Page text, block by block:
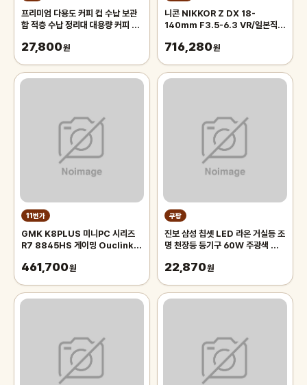
프리미엄 다용도 커피 컵 수납 보관
함 적층 수납 정리대 대용량 커피 트
27,800원
니콘 NIKKOR Z DX 18-
140mm F3.5-6.3 VR/일본직수
716,280원
11번가
GMK K8PLUS 미니PC 시리즈
R7 8845HS 게이밍 Ouclink
함
461,700원
쿠팡
진보 삼성 칩셋 LED 라온 거실등 조
명 천장등 등기구 60W 주광색 플리
22,870원